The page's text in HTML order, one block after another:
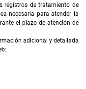
registros de tratamiento de
necesaria para atender la
el plazo de atención de
adicional y detallada